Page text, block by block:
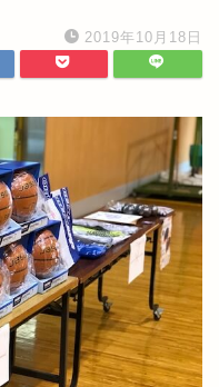
2019年10月18日